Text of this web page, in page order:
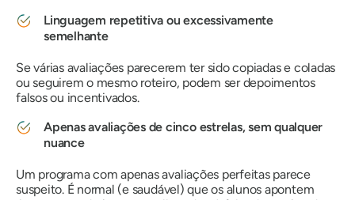
Linguagem repetitiva ou excessivamente
semelhante
Se várias avaliações parecerem ter sido copiadas e coladas
ou seguirem o mesmo roteiro, podem ser depoimentos
falsos ou incentivados.
Apenas avaliações de cinco estrelas, sem qualquer
nuance
Um programa com apenas avaliações perfeitas parece
suspeito. É normal (e saudável) que os alunos apontem